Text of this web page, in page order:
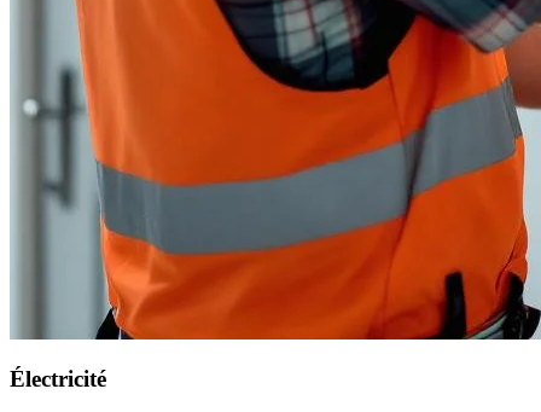
Électricité